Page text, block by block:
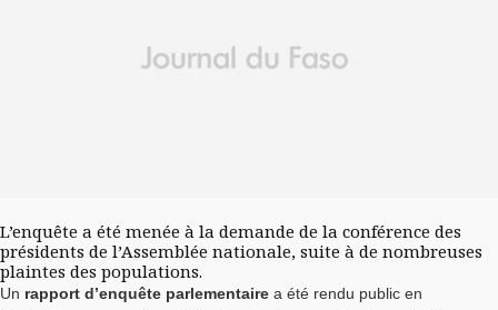
L’enquête a été menée à la demande de la conférence des
présidents de l’Assemblée nationale, suite à de nombreuses
plaintes des populations.
Un rapport d’enquête parlementaire a été rendu public en